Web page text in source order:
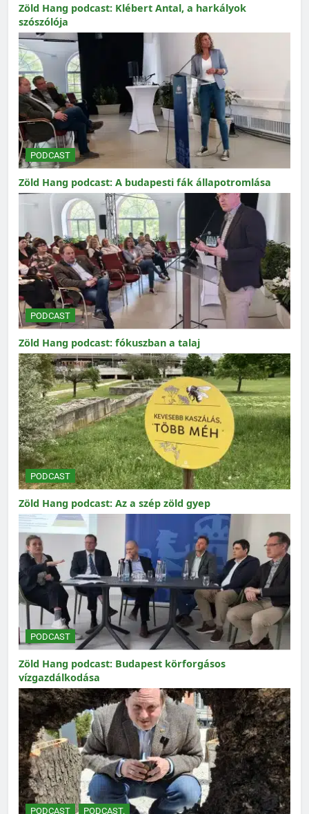
Zöld Hang podcast: Klébert Antal, a harkályok
szószólója
PODCAST
Zöld Hang podcast: A budapesti fák állapotromlása
PODCAST
Zöld Hang podcast: fókuszban a talaj
PODCAST
Zöld Hang podcast: Az a szép zöld gyep
PODCAST
Zöld Hang podcast: Budapest körforgásos
vízgazdálkodása
PODCAST PODCAST.